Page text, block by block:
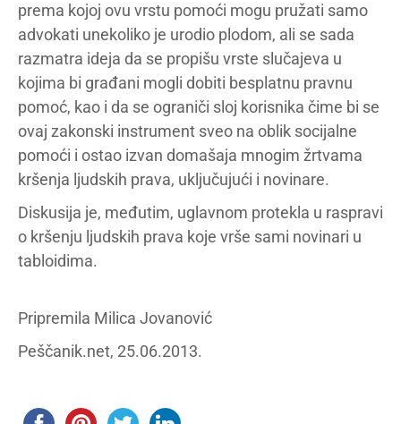
prema kojoj ovu vrstu pomoći mogu pružati samo
advokati unekoliko je urodio plodom, ali se sada
razmatra ideja da se propišu vrste slučajeva u
kojima bi građani mogli dobiti besplatnu pravnu
pomoć, kao i da se ograniči sloj korisnika čime bi se
ovaj zakonski instrument sveo na oblik socijalne
pomoći i ostao izvan domašaja mnogim žrtvama
kršenja ljudskih prava, uključujući i novinare.
Diskusija je, međutim, uglavnom protekla u raspravi
o kršenju ljudskih prava koje vrše sami novinari u
tabloidima.
Pripremila Milica Jovanović
Peščanik.net, 25.06.2013.